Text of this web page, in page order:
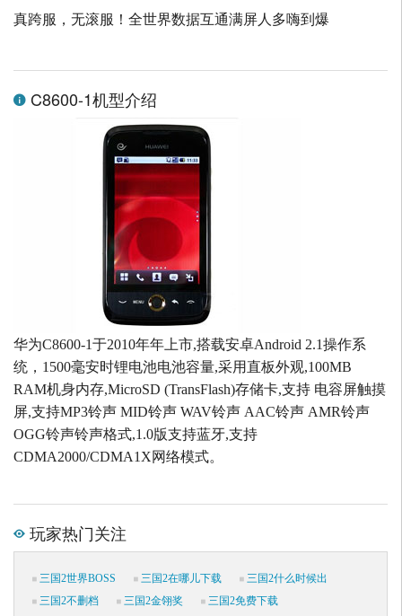
真跨服，无滚服！全世界数据互通满屏人多嗨到爆
C8600-1机型介绍
华为C8600-1于2010年年上市,搭载安卓Android 2.1操作系
统，1500毫安时锂电池电池容量,采用直板外观,100MB
RAM机身内存,MicroSD (TransFlash)存储卡,支持 电容屏触摸
屏,支持MP3铃声 MID铃声 WAV铃声 AAC铃声 AMR铃声
OGG铃声铃声格式,1.0版支持蓝牙,支持
CDMA2000/CDMA1X网络模式。
玩家热门关注
三国2世界BOSS 三国2在哪儿下载
三国2什么时候出
三国2不删档
三国2金翎奖
三国2免费下载